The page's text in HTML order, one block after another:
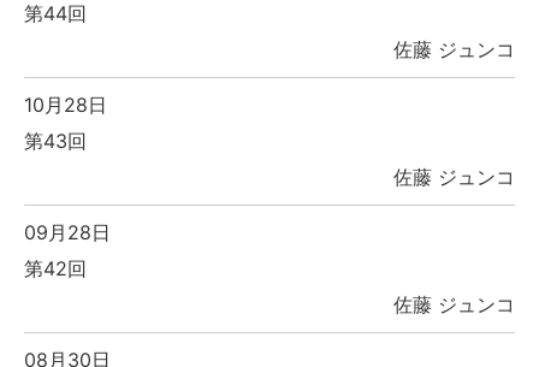
第44回
佐藤 ジュンコ
10月28日
第43回
佐藤 ジュンコ
09月28日
第42回
佐藤 ジュンコ
08月30日